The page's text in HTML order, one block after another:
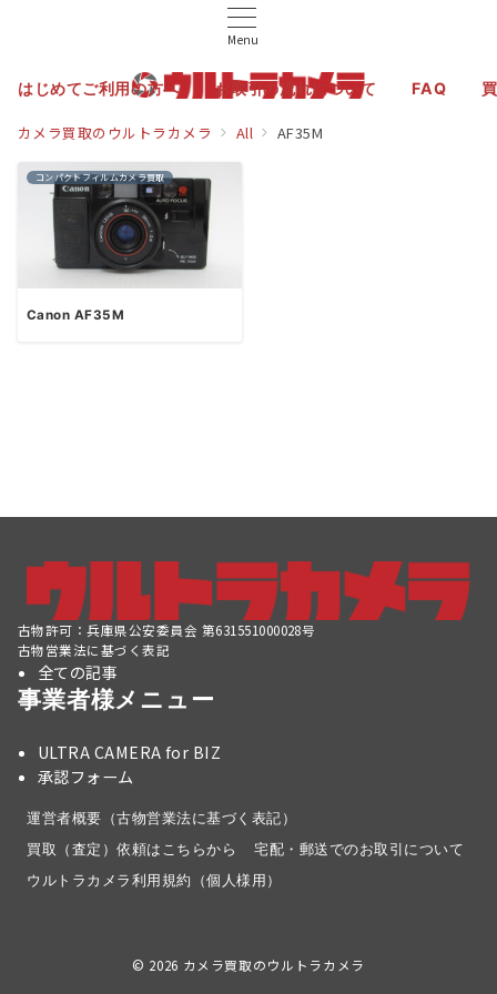
Menu
はじめてご利用の方へ お取引の流れについて FAQ
カメラ買取のウルトラカメラ All AF35M
コンパクトフィルムカメラ買取
Canon AF35M
古物許可：兵庫県公安委員会 第631551000028号
古物営業法に基づく表記
全ての記事
事業者様メニュー
ULTRA CAMERA for BIZ
承認フォーム
運営者概要（古物営業法に基づく表記）
買取（査定）依頼はこちらから
宅配・郵送でのお取引について
ウルトラカメラ利用規約（個人様用）
© 2026 カメラ買取のウルトラカメラ